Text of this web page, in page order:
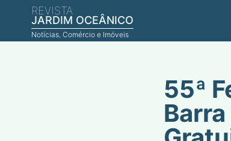
REVISTA
JARDIM OCEÂNICO
Notícias, Comércio e Imóveis
55ª